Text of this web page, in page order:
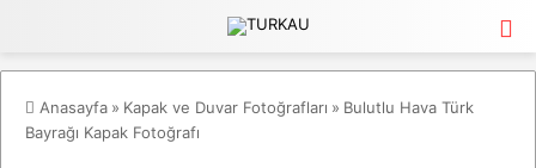
Anasayfa » Kapak ve Duvar Fotoğrafları » Bulutlu Hava Türk
Bayrağı Kapak Fotoğrafı